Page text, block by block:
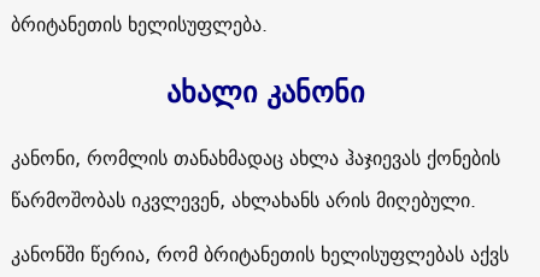
ბრიტანეთის ხელისუფლება.
ახალი კანონი
კანონი, რომლის თანახმადაც ახლა ჰაჯიევას ქონების
წარმოშობას იკვლევენ, ახლახანს არის მიღებული.
კანონში წერია, რომ ბრიტანეთის ხელისუფლებას აქვს